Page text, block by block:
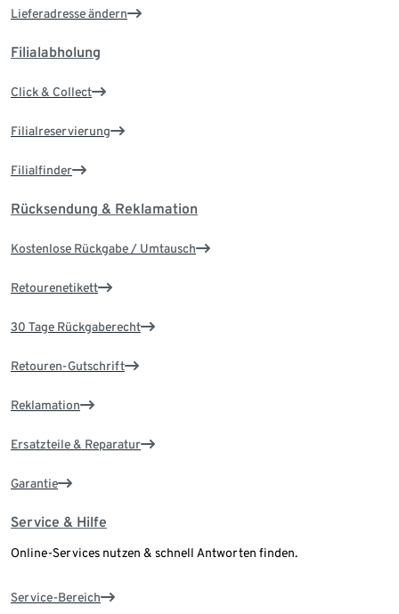
Lieferadresse ändern
Filialabholung
Click & Collect
Filialreservierung
Filialfinder
Rücksendung & Reklamation
Kostenlose Rückgabe / Umtausch
Retourenetikett
30 Tage Rückgaberecht
Retouren-Gutschrift
Reklamation
Ersatzteile & Reparatur
Garantie
Service & Hilfe
Online-Services nutzen & schnell Antworten finden.
Service-Bereich